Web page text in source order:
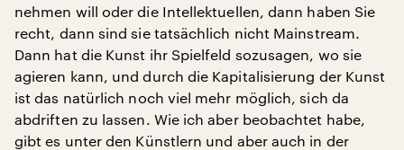
nehmen will oder die Intellektuellen, dann haben Sie
recht, dann sind sie tatsächlich nicht Mainstream.
Dann hat die Kunst ihr Spielfeld sozusagen, wo sie
agieren kann, und durch die Kapitalisierung der Kunst
ist das natürlich noch viel mehr möglich, sich da
abdriften zu lassen. Wie ich aber beobachtet habe,
gibt es unter den Künstlern und aber auch in der